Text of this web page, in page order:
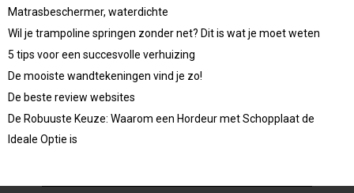
Matrasbeschermer, waterdichte
Wil je trampoline springen zonder net? Dit is wat je moet weten
5 tips voor een succesvolle verhuizing
De mooiste wandtekeningen vind je zo!
De beste review websites
De Robuuste Keuze: Waarom een Hordeur met Schopplaat de
Ideale Optie is